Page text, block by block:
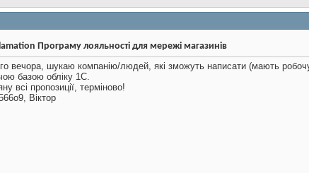
Програму лояльності для мережі магазинів
вечора, шукаю компанію/людей, які зможуть написати (мають
базою обліку 1С.
всі пропозиції, терміново!
Віктор